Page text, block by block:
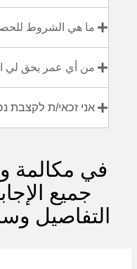
ما هي الشروط
من أي عمر يحق لي
אני זכאי/ת לקצבת
في مكالمة
جميع
التفاصيل